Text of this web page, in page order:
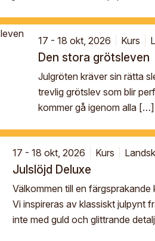
17 - 18 okt, 2026 Kurs
Den stora grötsleven
Julgröten kräver sin rätta
trevlig grötslev som blir
kommer gå igenom alla […]
17 - 18 okt, 2026 Kurs
Julslöjd Deluxe
Välkommen till en färgsprakande
Vi inspireras av klassiskt julpynt
inte med guld och glittrande